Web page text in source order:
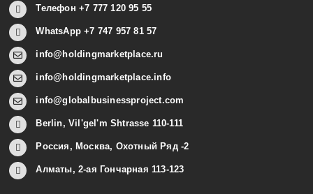
Телефон +7 777 120 95 55
WhatsApp +7 747 957 81 57
info@holdingmarketplace.ru
info@holdingmarketplace.info
info@globalbusinessproject.com
Berlin, Vil'gel'm Shtrasse 110-111
Россия, Москва, Охотный Ряд -2
Алматы, 2-ая Гончарная 113-123